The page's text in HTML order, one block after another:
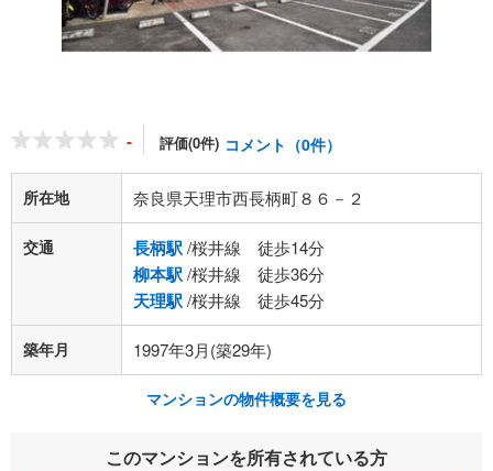
- 評価(0件) コメント（0件）
所在地 奈良県天理市西長柄町８６－２
交通 長柄駅/桜井線 徒歩14分
柳本駅/桜井線 徒歩36分
天理駅/桜井線 徒歩45分
築年月 1997年3月(築29年)
マンションの物件概要を見る
このマンションを所有されている方